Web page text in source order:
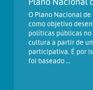
O Plano Nacional
como objetivo
políticas públicas
cultura a partir de
participativa. É por
foi baseado ...